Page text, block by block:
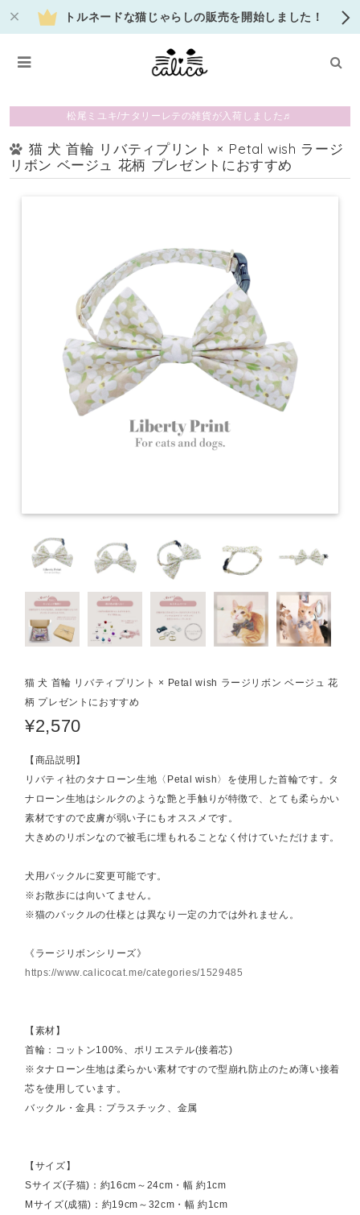
トルネードな猫じゃらしの販売を開始しました！
松尾ミユキ/ナタリーレテの雑貨が入荷しました♬
猫 犬 首輪 リバティプリント × Petal wish ラージ
リボン ベージュ 花柄 プレゼントにおすすめ
猫 犬 首輪 リバティプリント × Petal wish ラージリボン ベージュ 花
柄 プレゼントにおすすめ
¥2,570
【商品説明】
リバティ社のタナローン生地〈Petal wish〉を使用した首輪です。タ
ナローン生地はシルクのような艶と手触りが特徴で、とても柔らかい
素材ですので皮膚が弱い子にもオススメです。
大きめのリボンなので被毛に埋もれることなく付けていただけます。
犬用バックルに変更可能です。
※お散歩には向いてません。
※猫のバックルの仕様とは異なり一定の力では外れません。
《ラージリボンシリーズ》
https://www.calicocat.me/categories/1529485
【素材】
首輪：コットン100%、ポリエステル(接着芯)
※タナローン生地は柔らかい素材ですので型崩れ防止のため薄い接着
芯を使用しています。
バックル・金具：プラスチック、金属
【サイズ】
Sサイズ(子猫)：約16cm～24cm・幅 約1cm
Mサイズ(成猫)：約19cm～32cm・幅 約1cm